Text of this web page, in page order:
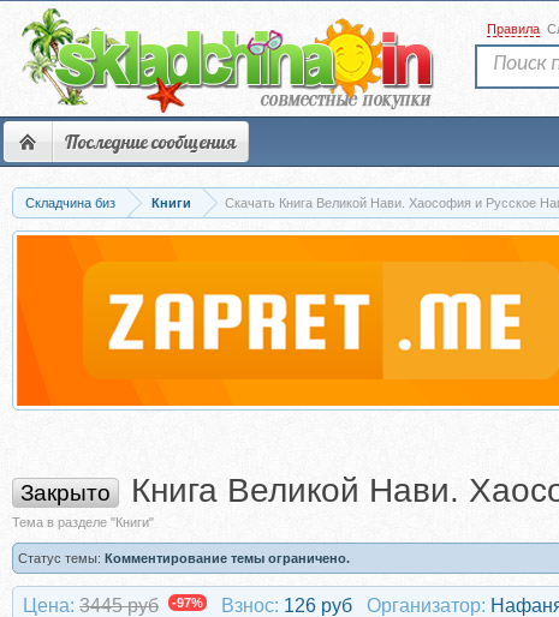
Последние сообщения
Правила
Складчина биз Книги Скачать Книга Великой Нави. Хаософия и Русское
Закрыто Книга Великой Нави.
Тема в разделе "Книги"
Статус темы: Комментирование темы ограничено.
Цена: 3445 руб -97% Взнос: 126 руб Организатор: